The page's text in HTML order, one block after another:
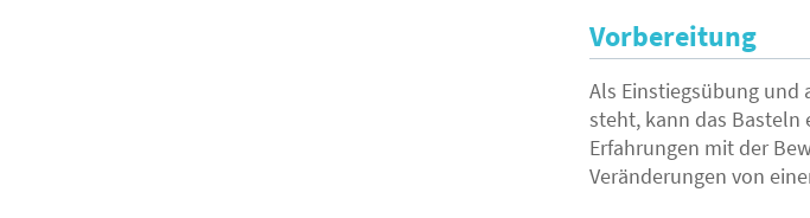
Vorbereitung
Als Einstiegsübung und
steht, kann das Basteln
Erfahrungen mit der
Veränderungen von